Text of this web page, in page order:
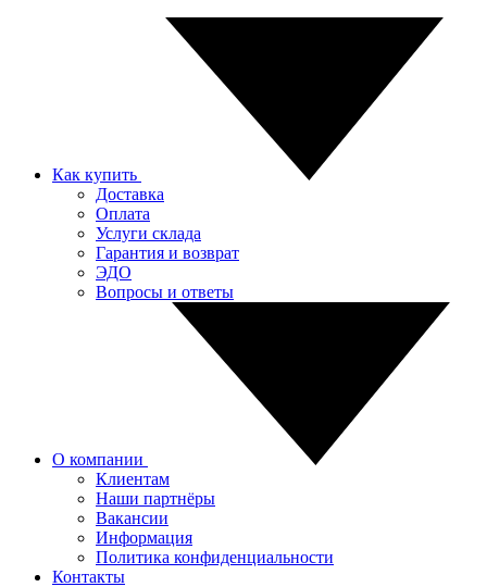
Как купить
Доставка
Оплата
Услуги склада
Гарантия и возврат
ЭДО
Вопросы и ответы
О компании
Клиентам
Наши партнёры
Вакансии
Информация
Политика конфиденциальности
Контакты